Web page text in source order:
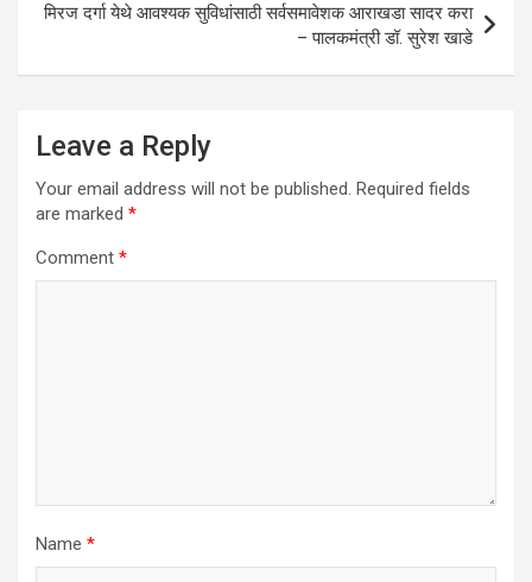
मिरज दर्गा येथे आवश्यक सुविधांसाठी सर्वसमावेशक आराखडा सादर करा
– पालकमंत्री डॉ. सुरेश खाडे
Leave a Reply
Your email address will not be published. Required fields
are marked *
Comment *
Name *